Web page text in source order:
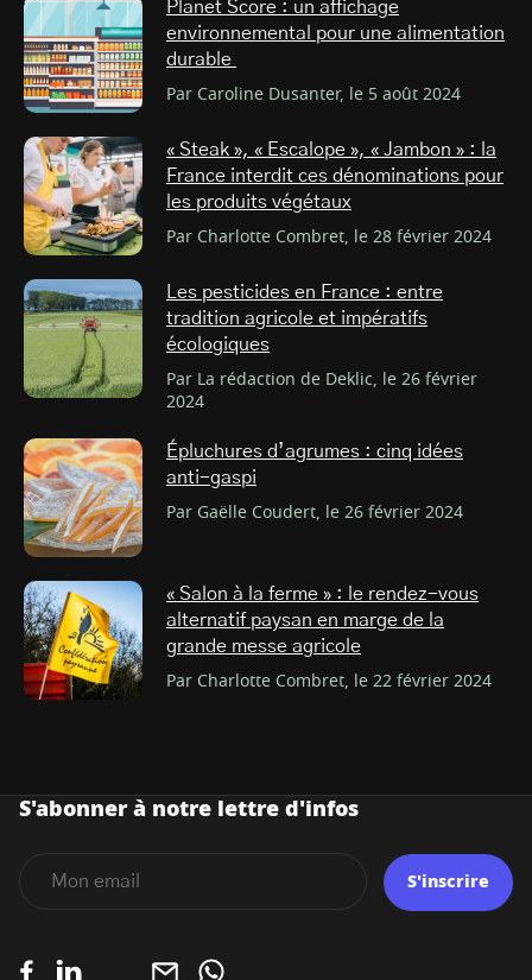
Planet Score : un affichage
environnemental pour une alimentation
durable
Par Caroline Dusanter, le 5 août 2024
« Steak », « Escalope », « Jambon » : la
France interdit ces dénominations pour
les produits végétaux
Par Charlotte Combret, le 28 février 2024
Les pesticides en France : entre
tradition agricole et impératifs
écologiques
Par La rédaction de Deklic, le 26 février
2024
Épluchures d’agrumes : cinq idées
anti-gaspi
Par Gaëlle Coudert, le 26 février 2024
« Salon à la ferme » : le rendez-vous
alternatif paysan en marge de la
grande messe agricole
Par Charlotte Combret, le 22 février 2024
S'abonner à notre lettre d'infos
S'inscrire